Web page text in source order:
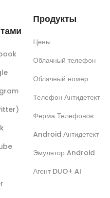
Продукты
Цены
Облачный телефон
Облачный номер
Телефон Антидетект
Ферма Телефонов
Android Антидетект
Эмулятор Android
Агент DUO+ AI